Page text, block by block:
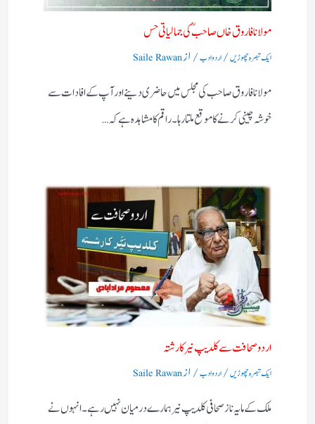
مولانا فاروق خاں صاحبؒ کی جمالیاتی حس
ایک تبصرہ چھوڑیں/اردو ادب/ ازSaile Rawan
مولانا فاروق صاحب کی مجلس میں حاضری دینے اور آپ کے افادات سے
خوشہ چینی کرنے کا موقع ملتا رہا۔ راقم کا مشاہدہ ہے کہ…
اردو صحافت سے کلدیپ نیر کا رشتہ
ایک تبصرہ چھوڑیں/اردو ادب/ ازSaile Rawan
ملک کے مایہ ناز صحافی کلدیپ نیر ہمارے درمیان نہیں رہے۔ انہوں نے